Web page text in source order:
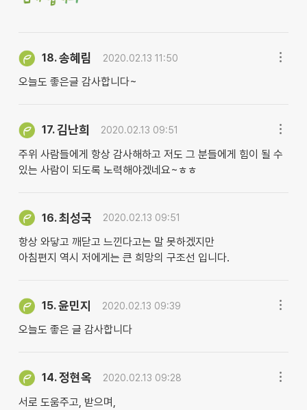
18.송혜림 2020.02.13 11:50
오늘도 좋은글 감사합니다~
17.김난희 2020.02.13 09:51
주위 사람들에게 항상 감사해하고 저도 그 분들에게 힘이 될 수
있는 사람이 되도록 노력해야겠네요~ㅎㅎ
16.최성국 2020.02.13 09:51
항상 와닿고 깨닫고 느낀다고는 말 못하겠지만
아침편지 역시 저에게는 큰 희망의 구조선 입니다.
15.윤민지 2020.02.13 09:39
오늘도 좋은 글 감사합니다
14.정현옥 2020.02.13 09:28
서로 도움주고, 받으며,